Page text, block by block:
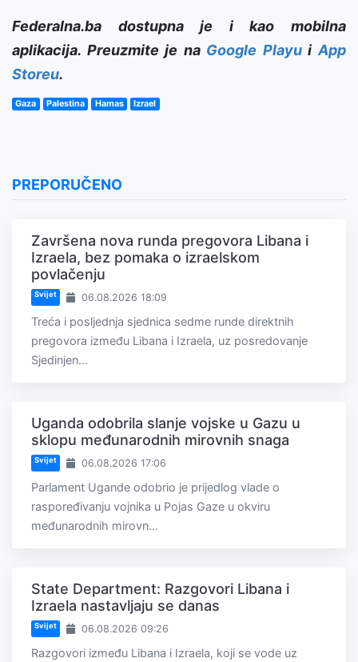
Federalna.ba dostupna je i kao mobilna
aplikacija. Preuzmite je na Google PlayuiApp
Storeu.
Gaza Palestina Hamas Izrael
PREPORUČENO
Završena nova runda pregovora Libana i
Izraela, bez pomaka o izraelskom
povlačenju
Svijet 06.08.2026 18:09
Treća i posljednja sjednica sedme runde direktnih
pregovora između Libana i Izraela, uz posredovanje
Sjedinjen...
Uganda odobrila slanje vojske u Gazu u
sklopu međunarodnih mirovnih snaga
Svijet 06.08.2026 17:06
Parlament Ugande odobrio je prijedlog vlade o
raspoređivanju vojnika u Pojas Gaze u okviru
međunarodnih mirovn...
State Department: Razgovori Libana i
Izraela nastavljaju se danas
Svijet 06.08.2026 09:26
Razgovori između Libana i Izraela, koji se vode uz